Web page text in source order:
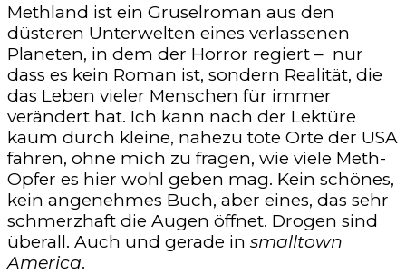
Methland ist ein Gruselroman aus den
düsteren Unterwelten eines verlassenen
Planeten, in dem der Horror regiert – nur
dass es kein Roman ist, sondern Realität, die
das Leben vieler Menschen für immer
verändert hat. Ich kann nach der Lektüre
kaum durch kleine, nahezu tote Orte der USA
fahren, ohne mich zu fragen, wie viele Meth-
Opfer es hier wohl geben mag. Kein schönes,
kein angenehmes Buch, aber eines, das sehr
schmerzhaft die Augen öffnet. Drogen sind
überall. Auch und gerade in smalltown
America.